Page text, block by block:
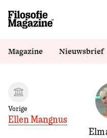
Magazine Nieuwsbrief
Vorige
Ellen Mangnus